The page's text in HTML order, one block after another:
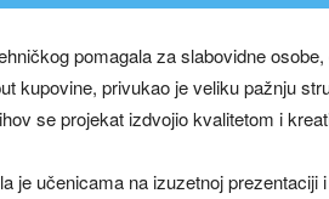
pomagala za slabovidne
kupovine, privukao je veliku pažnju
se projekat izdvojio kvalitetom i
je učenicama na izuzetnoj prezentaciji